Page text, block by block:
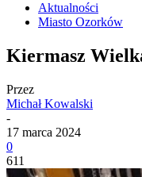
Aktualności
Miasto Ozorków
Kiermasz
Przez
Michał Kowalski
-
17 marca 2024
0
611